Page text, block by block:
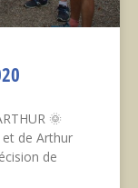
🌞
de Arthur
de